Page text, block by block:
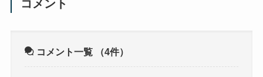
コメント
コメント一覧 （4件）